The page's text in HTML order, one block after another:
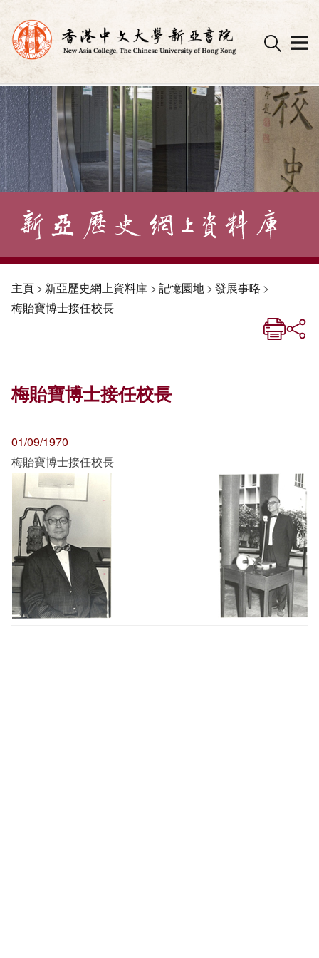
Skip
to
content
主頁> 新亞歷史網上資料庫 > 記憶園地> 發展事略 >
梅貽寶博士接任校長
梅貽寶博士接任校長
01/09/1970
梅貽寶博士接任校長